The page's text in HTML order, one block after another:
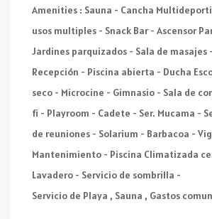
Amenities : Sauna - Cancha
usos multiples - Snack Bar - Ascensor
Jardines parquizados - Sala de masajes
Recepción - Piscina abierta - Ducha
seco - Microcine - Gimnasio - Sala de
fi - Playroom - Cadete - Ser. Mucama -
de reuniones - Solarium - Barbacoa -
Mantenimiento - Piscina Climatizada
Lavadero - Servicio de sombrilla -
Servicio de Playa , Sauna , Gastos